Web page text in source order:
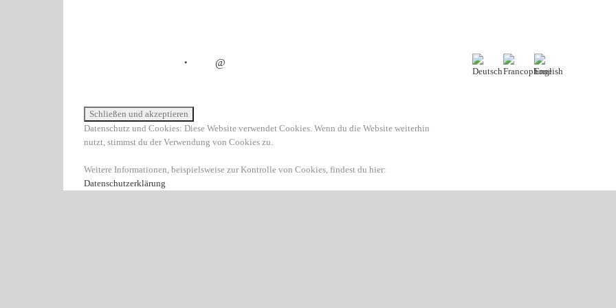
・ @
Datenschutz und Cookies: Diese Website verwendet Cookies. Wenn du die Website weiterhin
nutzt, stimmst du der Verwendung von Cookies zu.
Weitere Informationen, beispielsweise zur Kontrolle von Cookies, findest du hier:
Datenschutzerklärung